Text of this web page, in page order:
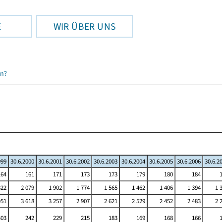
WIR ÜBER UNS
30.6.2000 30.6.2001 30.6.2002 30.6.2003 30.6.2004 30.6.2005 30.6.2006
161 171 173 173 179 180 184
2 079 1 902 1 774 1 565 1 462 1 406 1 394
1
3 618 3 257 2 907 2 621 2 529 2 452 2 483
2
242 229 215 183 169 168 166